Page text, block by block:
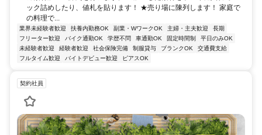
ック詰めしたり、値札を貼ります！ ★売り場に陳列します！ 家庭で
の料理で...
業界未経験者歓迎 扶養内勤務OK 副業・WワークOK 主婦・主夫歓迎
長期
フリーター歓迎
バイク通勤OK 学歴不問 車通勤OK 固定時間制
平日のみOK
未経験者歓迎
経験者歓迎 社会保険完備 制服貸与 ブランクOK
交通費支給
フルタイム歓迎
バイトデビュー歓迎 ピアスOK
契約社員